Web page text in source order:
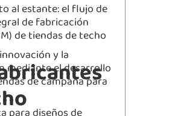
al estante: el flujo de
de fabricación
de tiendas de techo
y la
mediante el desarrollo
de campaña para